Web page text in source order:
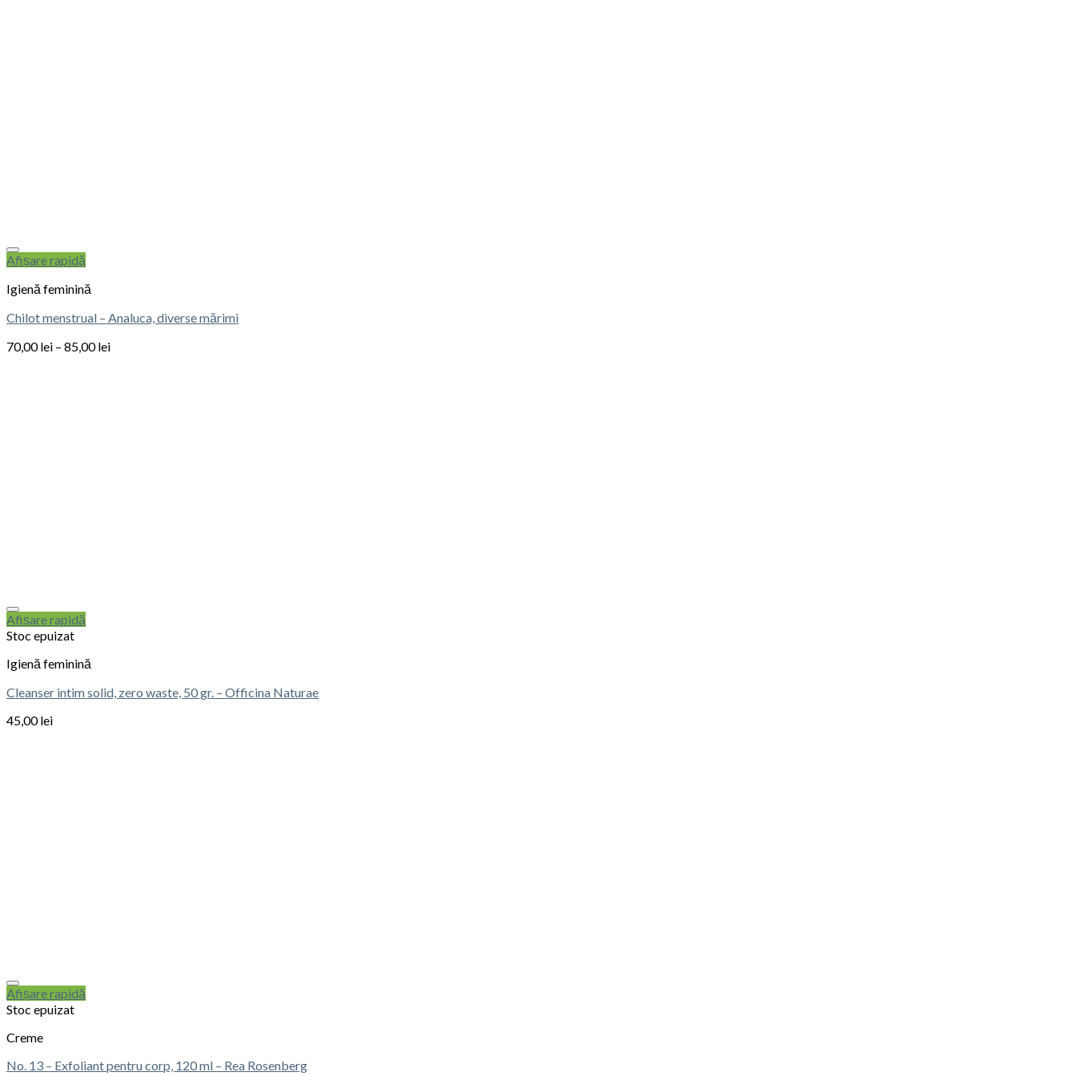
Afișare rapidă
Igienă feminină
Chilot menstrual – Analuca, diverse mărimi
70,00lei – 85,00lei
Afișare rapidă
Stoc epuizat
Igienă feminină
Cleanser intim solid, zero waste, 50 gr. – Officina Naturae
45,00lei
Afișare rapidă
Stoc epuizat
Creme
No. 13 – Exfoliant pentru corp, 120 ml – Rea Rosenberg